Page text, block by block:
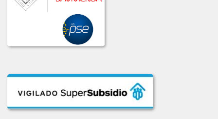
COMUNICADO_ADJ_LIC-003_2020.PDF
INFORME_LICITACION_OFERTAS_004-2020.pdf
INFORME_LIC_OFERTAS_001-2020.pdf
LICITACION_004-2020.pdf